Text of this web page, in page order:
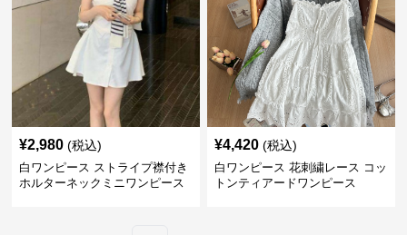
¥2,980 (税込)
白ワンピース ストライプ襟付き
ホルターネックミニワンピース
¥4,420 (税込)
白ワンピース 花刺繍レース コッ
トンティアードワンピース